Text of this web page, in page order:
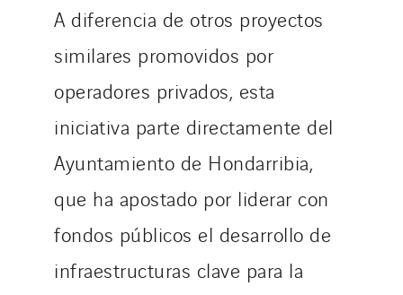
A diferencia de otros proyectos
similares promovidos por
operadores privados, esta
iniciativa parte directamente del
Ayuntamiento de Hondarribia,
que ha apostado por liderar con
fondos públicos el desarrollo de
infraestructuras clave para la